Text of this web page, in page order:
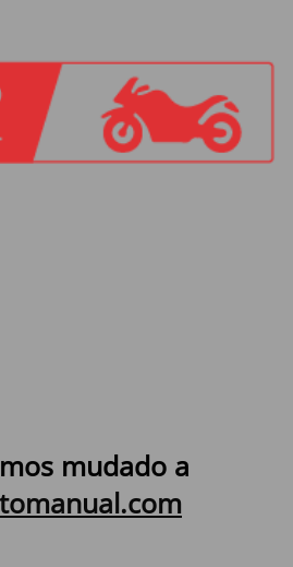
mudado a